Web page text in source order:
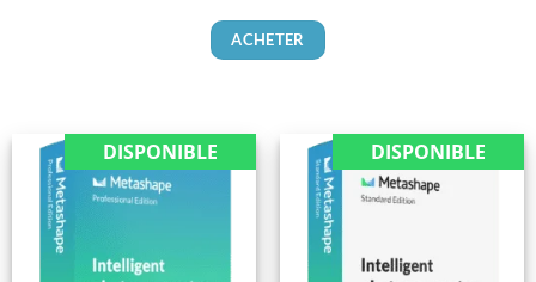
ACHETER
DISPONIBLE DISPONIBLE